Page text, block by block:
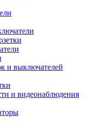
и выключателей
и видеонаблюдения